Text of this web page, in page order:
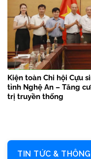
Kiện toàn Chi hội Cựu
tỉnh Nghệ An – Tăng
trị truyền thống
TIN TỨC &